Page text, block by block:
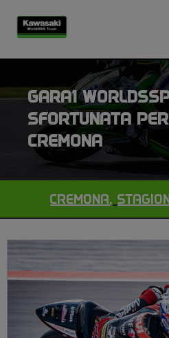
GARA1
SFORTUNATA
CREMONA
CREMONA,